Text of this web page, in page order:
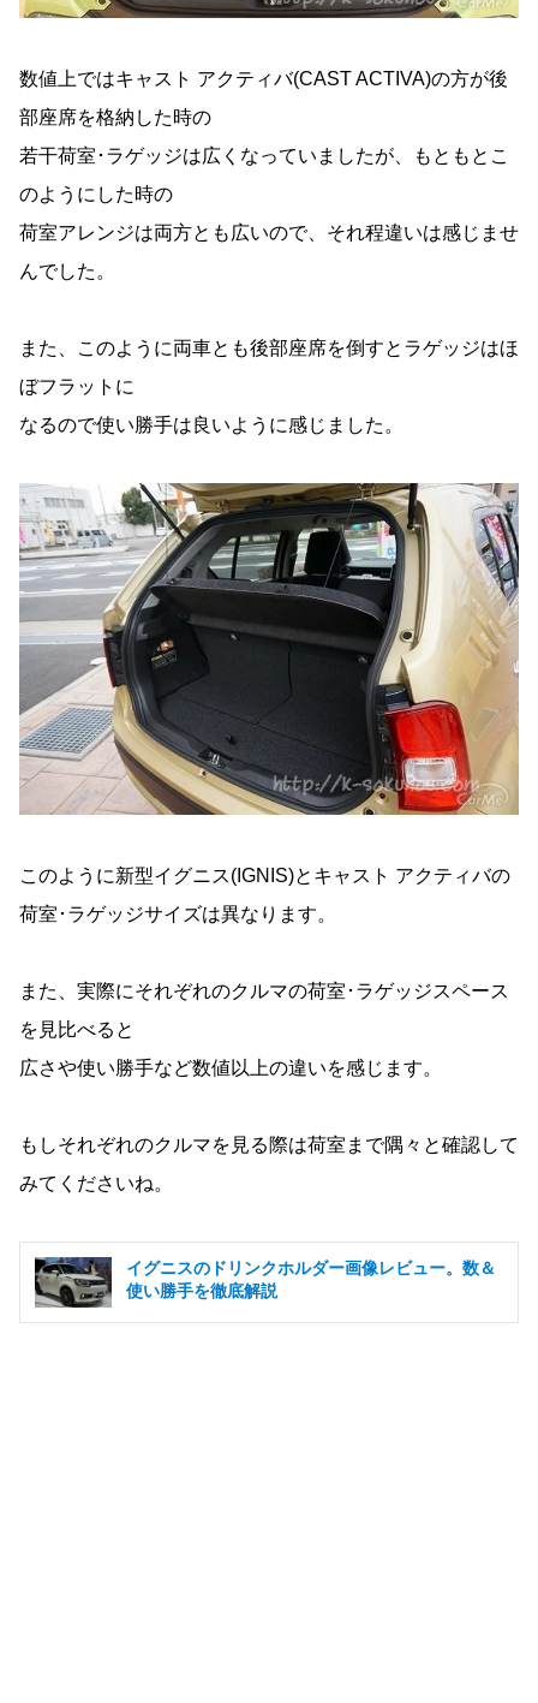
数値上ではキャスト アクティバ(CAST ACTIVA)の方が後
部座席を格納した時の
若干荷室･ラゲッジは広くなっていましたが、もともとこ
のようにした時の
荷室アレンジは両方とも広いので、それ程違いは感じませ
んでした。
また、このように両車とも後部座席を倒すとラゲッジはほ
ぼフラットに
なるので使い勝手は良いように感じました。
このように新型イグニス(IGNIS)とキャスト アクティバの
荷室･ラゲッジサイズは異なります。
また、実際にそれぞれのクルマの荷室･ラゲッジスペース
を見比べると
広さや使い勝手など数値以上の違いを感じます。
もしそれぞれのクルマを見る際は荷室まで隅々と確認して
みてくださいね。
イグニスのドリンクホルダー画像レビュー。数＆
使い勝手を徹底解説